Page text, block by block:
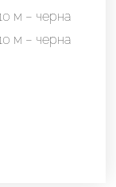
м – черна
м – черна